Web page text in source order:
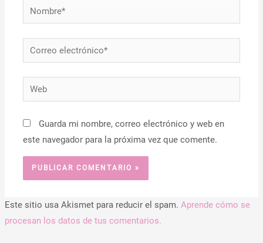
Nombre*
Correo
electrónico*
Web
Guarda mi nombre, correo electrónico y web en
este navegador para la próxima vez que comente.
Este sitio usa Akismet para reducir el spam. Aprende cómo se
procesan los datos de tus comentarios.